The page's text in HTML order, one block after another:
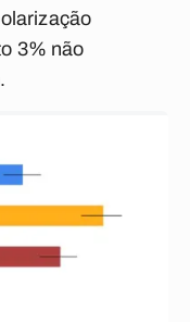
3% não